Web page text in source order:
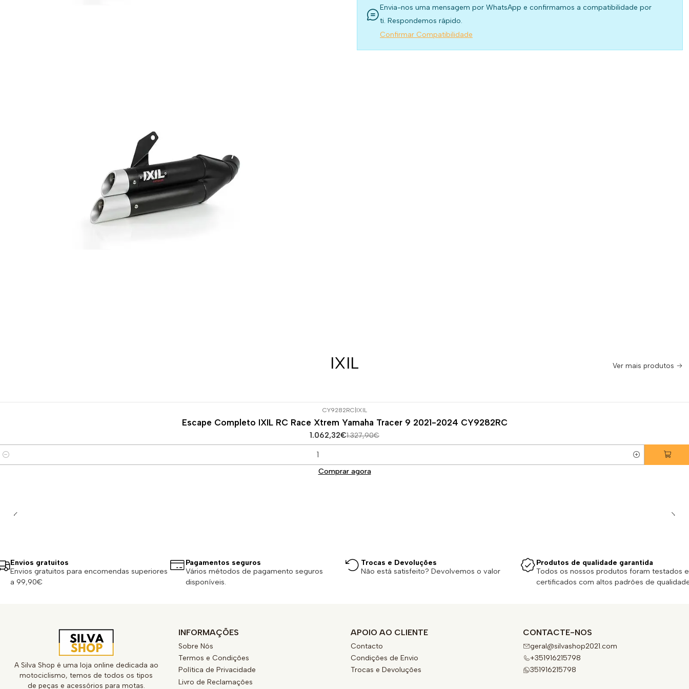
Envia-nos uma mensagem por WhatsApp e confirmamos a compatibilidade por
ti. Respondemos rápido.
Confirmar Compatibilidade
IXIL Ver mais produtos
CY9282RC IXIL
Escape Completo IXIL RC Race Xtrem Yamaha Tracer 9 2021-2024 CY9282RC
1.062,32€1.327,90€
Comprar agora
Envios gratuitos
Envios gratuitos para encomendas superiores
a 99,90€
Pagamentos seguros
Vários métodos de pagamento seguros
disponíveis.
Trocas e Devoluções
Não está satisfeito? Devolvemos o valor
Produtos de qualidade garantida
Todos os nossos produtos foram testados e
certificados com altos padrões de
A Silva Shop é uma loja online dedicada ao
motociclismo, temos de todos os tipos
de peças e acessórios para motas.
INFORMAÇÕES
Sobre Nós
Termos e Condições
Política de Privacidade
Livro de Reclamações
APOIO AO CLIENTE
Contacto
Condições de Envio
Trocas e Devoluções
CONTACTE-NOS
geral@silvashop2021.com
+351916215798
351916215798